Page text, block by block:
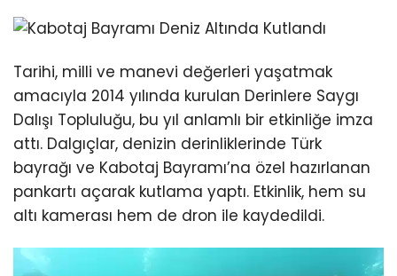
Tarihi, milli ve manevi değerleri yaşatmak
amacıyla 2014 yılında kurulan Derinlere Saygı
Dalışı Topluluğu, bu yıl anlamlı bir etkinliğe imza
attı. Dalgıçlar, denizin derinliklerinde Türk
bayrağı ve Kabotaj Bayramı’na özel hazırlanan
pankartı açarak kutlama yaptı. Etkinlik, hem su
altı kamerası hem de dron ile kaydedildi.